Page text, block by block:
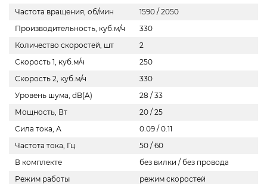
Частота вращения, об/мин
1590 / 2050
Производительность, куб.м/ч
330
Количество скоростей, шт
2
Скорость 1, куб.м/ч
250
Скорость 2, куб.м/ч
330
Уровень шума, dB(A)
28 / 33
Мощность, Вт
20 / 25
Сила тока, А
0.09 / 0.11
Частота тока, Гц
50 / 60
В комплекте
без вилки / без провода
Режим работы
режим скоростей